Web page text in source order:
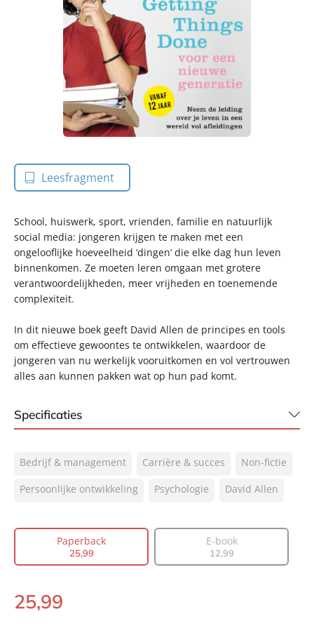
Leesfragment
School, huiswerk, sport, vrienden, familie en natuurlijk
social media: jongeren krijgen te maken met een
ongelooflijke hoeveelheid ‘dingen’ die elke dag hun leven
binnenkomen. Ze moeten leren omgaan met grotere
verantwoordelijkheden, meer vrijheden en toenemende
complexiteit.
In dit nieuwe boek geeft David Allen de principes en tools
om effectieve gewoontes te ontwikkelen, waardoor de
jongeren van nu werkelijk vooruitkomen en vol vertrouwen
alles aan kunnen pakken wat op hun pad komt.
Specificaties
NUR:
770
Type:
Paperback
Prijs:
25,99
Aantal pagina's:
Uitgever:
Lev.
Bedrijf & management Carrière & succes
Non-fictie
Persoonlijke ontwikkeling
Psychologie David Allen
Paperback
25,99
E-book
12,99
Paperback:
25,99